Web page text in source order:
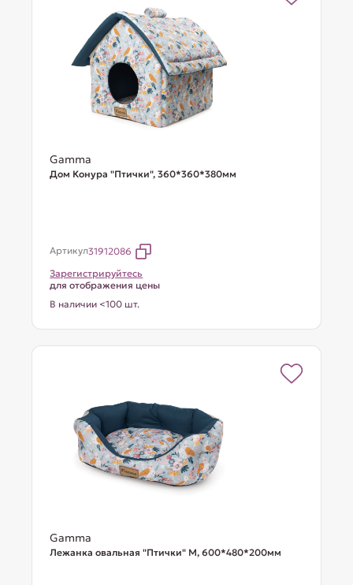
Gamma
Дом Конура "Птички", 360*360*380мм
Артикул31912086
Зарегистрируйтесь
для отображения цены
В наличии <100 шт.
Gamma
Лежанка овальная "Птички" М, 600*480*200мм